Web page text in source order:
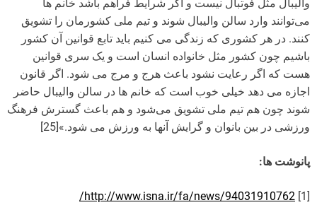
والیبال مثل فوتبال نیست و اگر شرایط فراهم باشد خانم ها
می‌توانند وارد سالن والیبال شوند و تیم ملی کشورمان را تشویق
کنند. در هر کشوری که زندگی می کنیم باید تابع قوانین آن کشور
باشیم چون کشور مثل خانواده انسان است و یک سری قوانین
هست که اگر رعایت نشود باعث هرج و مرج می شود. اگر قانون
اجازه می دهد خیلی خوب است که خانم ها در سالن والیبال حاضر
شوند چون هم تیم ملی تشویق می‌شود و هم باعث گسترش فرهنگ
ورزشی در بین بانوان و گرایش آنها به ورزش می شود.»[25]
پانوشت ها:
[1]
http://www.isna.ir/fa/news/94031910762/